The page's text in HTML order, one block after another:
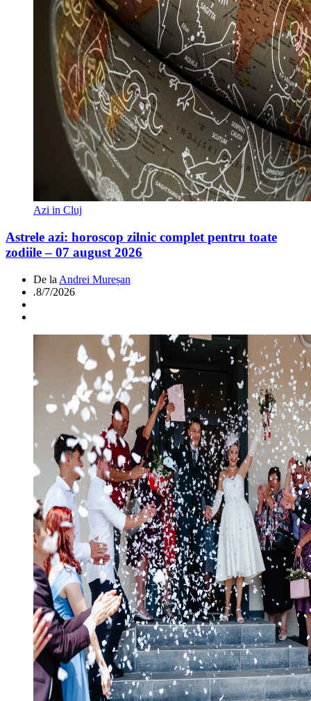
Azi in Cluj
Astrele azi: horoscop zilnic complet pentru toate
zodiile – 07 august 2026
De la Andrei Mureșan
.8/7/2026